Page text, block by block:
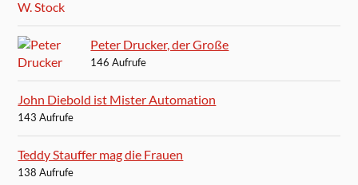
Peter Drucker, der Große
146 Aufrufe
John Diebold ist Mister Automation
143 Aufrufe
Teddy Stauffer mag die Frauen
138 Aufrufe